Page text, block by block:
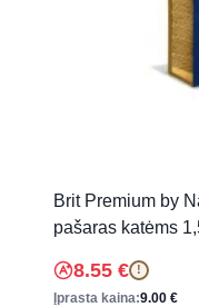
Brit Premium by
pašaras katėms
8.55 € !
Įprasta kaina:9.00 €